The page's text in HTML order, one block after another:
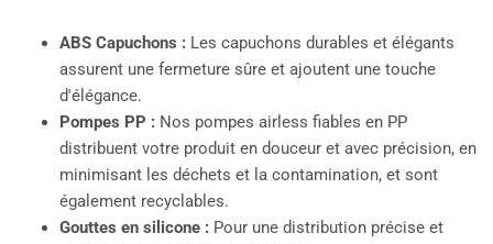
ABS Capuchons :Les capuchons durables et élégants
assurent une fermeture sûre et ajoutent une touche
d'élégance.
Pompes PP :Nos pompes airless fiables en PP
distribuent votre produit en douceur et avec précision, en
minimisant les déchets et la contamination, et sont
également recyclables.
Gouttes en silicone :Pour une distribution précise et